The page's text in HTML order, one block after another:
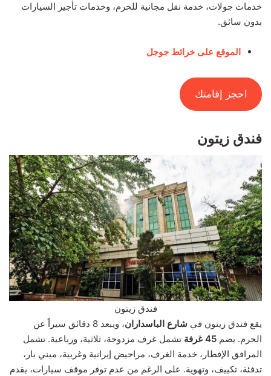
خدمات جولات، خدمة نقل مجانية للحرم، وخدمات تأجير السيارات
بدون سائق.
الموقع على خرائط جوجل
احجز إقامتك
فندق زيتون
فندق زيتون
يقع فندق زيتون في شارع الباسداران
، ويبعد 8 دقائق سيراً عن
الحرم. يضم 45 غرفة
تشمل غرف مزدوجة، ثلاثية، ورباعية. تشمل
المرافق الإفطار، خدمة الغرف، مراحيض إيرانية وغربية، ميني بار،
تدفئة، تكييف، وتهوية. على الرغم من عدم توفر موقف سيارات، يقدم